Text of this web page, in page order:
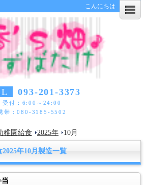
こんにちは
093-201-3373
受付：6:00～24:00
帯：080-3185-5502
稚園給食 2025年 10月
年10月製造一覧
当